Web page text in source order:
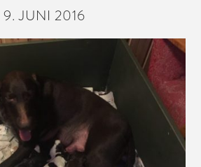
9. JUNI 2016